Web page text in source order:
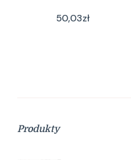
50,03zł
Produkty